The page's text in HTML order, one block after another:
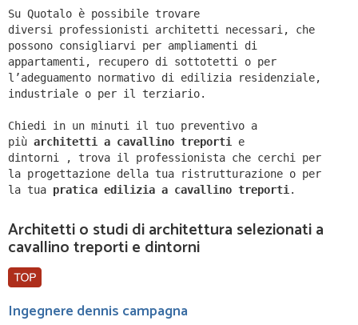
Su Quotalo è possibile trovare
diversi professionisti architetti necessari, che
possono consigliarvi per ampliamenti di
appartamenti, recupero di sottotetti o per
l’adeguamento normativo di edilizia residenziale,
industriale o per il terziario.
Chiedi in un minuti il tuo preventivo a
più architetti a cavallino treporti e
dintorni ,
trova il professionista che cerchi per
la progettazione della tua ristrutturazione o per
la tua pratica edilizia a cavallino treporti.
Architetti o studi di architettura selezionati a
cavallino treporti e dintorni
Ingegnere dennis campagna